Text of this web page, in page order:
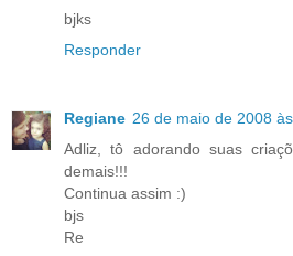
bjks
Responder
Regiane 26 de maio de 2008
Adliz, tô adorando suas
demais!!!
Continua assim :)
bjs
Re